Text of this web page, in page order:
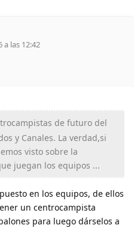
a las 12:42
de futuro del
y Canales. La verdad,si
visto sobre la
juegan los equipos ...
en los equipos, de ellos
un centrocampista
para luego dárselos a